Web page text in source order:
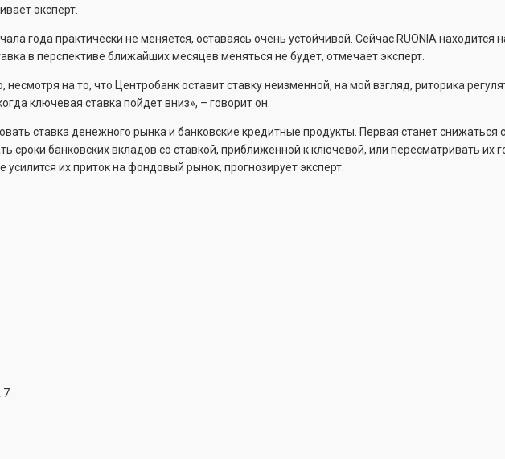
эксперт.
года практически не меняется, оставаясь очень устойчивой. Сейчас RUONIA
в перспективе ближайших месяцев меняться не будет, отмечает эксперт.
на то, что Центробанк оставит ставку неизменной, на мой взгляд, риторика
ключевая ставка пойдет вниз», – говорит он.
ставка денежного рынка и банковские кредитные продукты. Первая станет
сроки банковских вкладов со ставкой, приближенной к ключевой, или пересматривать их
их приток на фондовый рынок, прогнозирует эксперт.
7